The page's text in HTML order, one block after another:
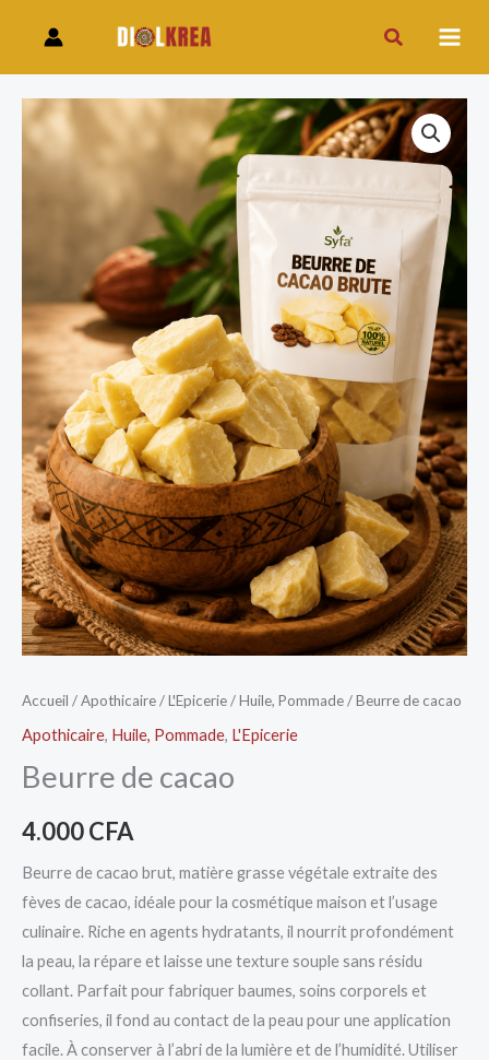
contenu
Rechercher
Accueil /Apothicaire/L'Epicerie/Huile, Pommade/ Beurre de cacao
Apothicaire, Huile, Pommade, L'Epicerie
Beurre de cacao
4.000CFA
Beurre de cacao brut, matière grasse végétale extraite des
fèves de cacao, idéale pour la cosmétique maison et l’usage
culinaire. Riche en agents hydratants, il nourrit profondément
la peau, la répare et laisse une texture souple sans résidu
collant. Parfait pour fabriquer baumes, soins corporels et
confiseries, il fond au contact de la peau pour une application
facile. À conserver à l’abri de la lumière et de l’humidité. Utiliser
quantité
de